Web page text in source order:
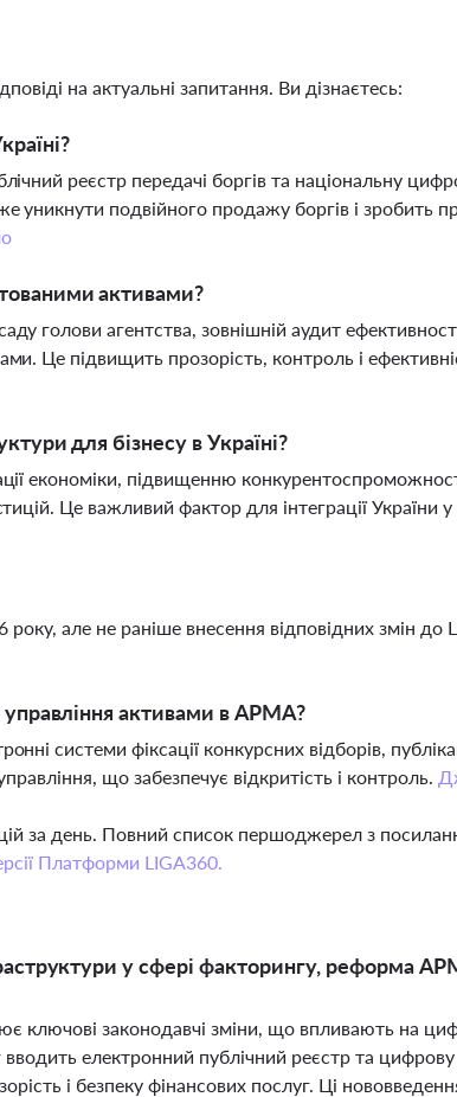
на актуальні запитання. Ви дізнаєтесь:
реєстр передачі боргів та національну
подвійного продажу боргів і зробить
активами?
голови агентства, зовнішній аудит
Це підвищить прозорість, контроль і
для бізнесу в Україні?
економіки, підвищенню
Це важливий фактор для інтеграції України у
але не раніше внесення відповідних змін до
управління активами в АРМА?
системи фіксації конкурсних відборів,
що забезпечує відкритість і контроль.
за день. Повний список першоджерел з
Платформи LIGA360.
у сфері факторингу, реформа
ключові законодавчі зміни, що впливають на
вводить електронний публічний реєстр та
і безпеку фінансових послуг. Ці